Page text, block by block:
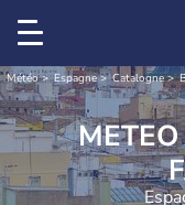
Météo Espagne Catalogne
METEO LA SAGRADA